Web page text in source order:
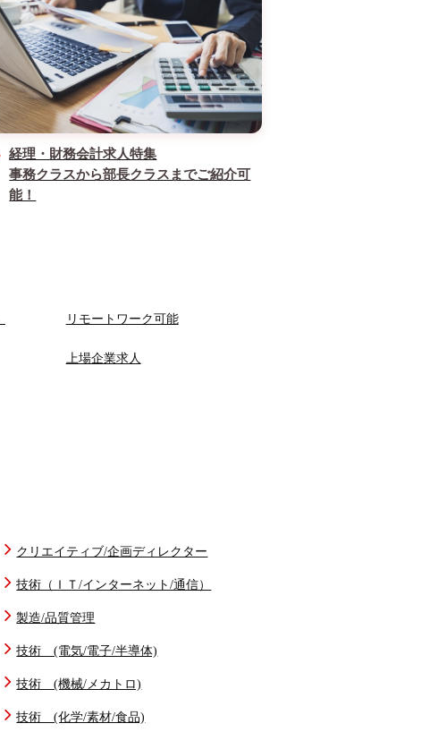
経理・財務会計求人特集
事務クラスから部長クラスまでご紹介可
能！
リモートワーク可能
上場企業求人
クリエイティブ/企画ディレクター
技術（ＩＴ/インターネット/通信）
製造/品質管理
技術 (電気/電子/半導体)
技術 (機械/メカトロ)
技術 (化学/素材/食品)